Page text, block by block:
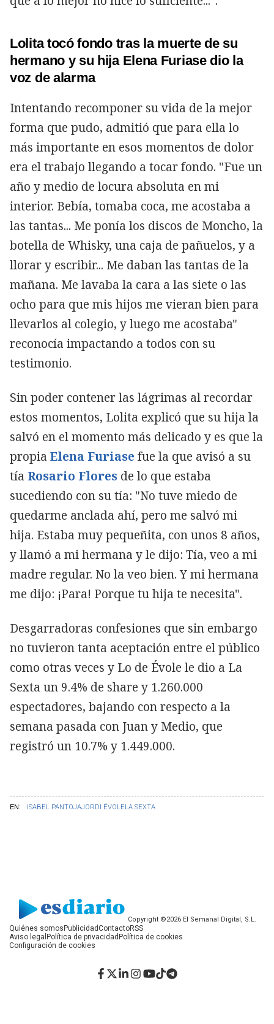
EN: ISABEL PANTOJAJORDI ÉVOLELA SEXTA
Lolita tocó fondo tras la muerte de su
hermano y su hija Elena Furiase dio la
voz de alarma
Intentando recomponer su vida de la mejor
forma que pudo, admitió que para ella lo
más importante en esos momentos de dolor
era el trabajo llegando a tocar fondo. "Fue un
año y medio de locura absoluta en mi
interior. Bebía, tomaba coca, me acostaba a
las tantas... Me ponía los discos de Moncho, la
botella de Whisky, una caja de pañuelos, y a
llorar y escribir... Me daban las tantas de la
mañana. Me lavaba la cara a las siete o las
ocho para que mis hijos me vieran bien para
llevarlos al colegio, y luego me acostaba"
reconocía impactando a todos con su
testimonio.
Sin poder contener las lágrimas al recordar
estos momentos, Lolita explicó que su hija la
salvó en el momento más delicado y es que la
propia Elena Furiase fue la que avisó a su
tía Rosario Flores de lo que estaba
sucediendo con su tía: "No tuve miedo de
quedarme anclada ahí, pero me salvó mi
hija. Estaba muy pequeñita, con unos 8 años,
y llamó a mi hermana y le dijo: Tía, veo a mi
madre regular. No la veo bien. Y mi hermana
me dijo: ¡Para! Porque tu hija te necesita".
Desgarradoras confesiones que sin embargo
no tuvieron tanta aceptación entre el público
como otras veces y Lo de Évole le dio a La
Sexta un 9.4% de share y 1.260.000
espectadores, bajando con respecto a la
semana pasada con Juan y Medio, que
registró un 10.7% y 1.449.000.
Copyright ©2026 El Semanal Digital, S.L.
Quiénes somos PublicidadContactoRSS
Aviso legal Política de privacidad Política de cookies
Configuración de cookies
Facebook
Twitter
LinkedIn
Instagram
YouTube
TikTok
Telegram